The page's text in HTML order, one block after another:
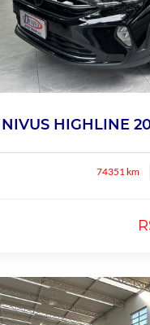
NIVUS HIGHLINE
74351 km